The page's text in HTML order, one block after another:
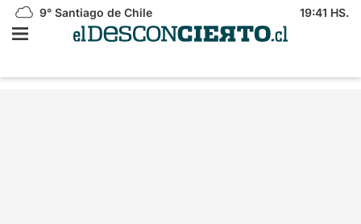
9° Santiago de Chile 19:41 HS.